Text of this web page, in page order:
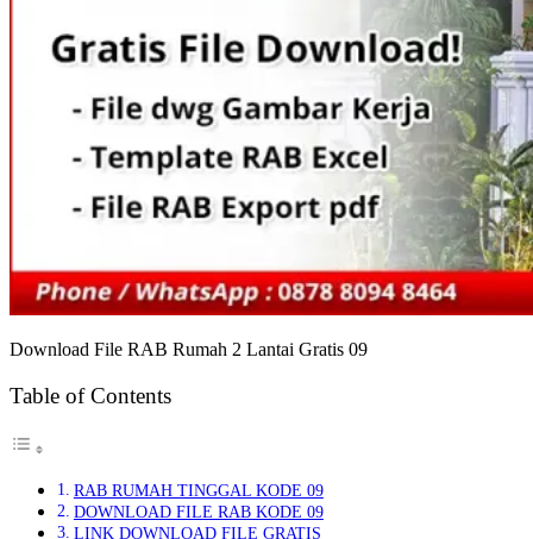
Download File RAB Rumah 2 Lantai Gratis 09
Table of Contents
RAB RUMAH TINGGAL KODE 09
DOWNLOAD FILE RAB KODE 09
LINK DOWNLOAD FILE GRATIS